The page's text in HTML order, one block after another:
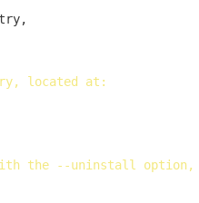
located at:
the --uninstall option,